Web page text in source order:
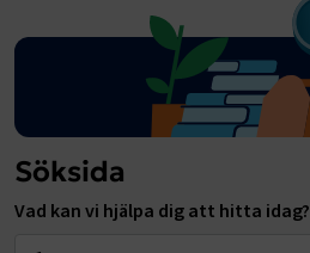
Söksida
Vad kan vi hjälpa dig att hitta idag?